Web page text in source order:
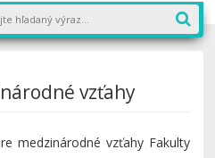
vzťahy
medzinárodné vzťahy Fakulty